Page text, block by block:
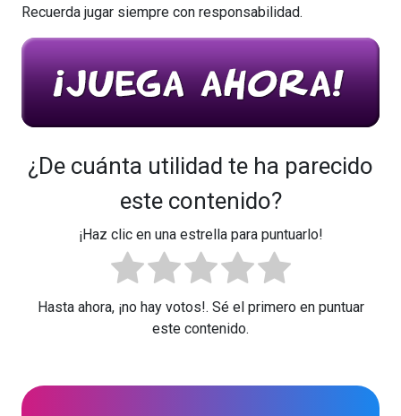
Recuerda jugar siempre con responsabilidad.
¿De cuánta utilidad te ha parecido
este contenido?
¡Haz clic en una estrella para puntuarlo!
Hasta ahora, ¡no hay votos!. Sé el primero en puntuar
este contenido.